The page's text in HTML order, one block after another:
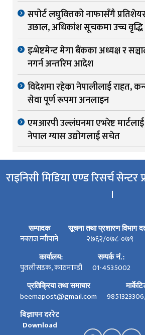
सपोर्ट लघुवित्तको नाफासँगै
उछाल, अधिकांश सूचकमा उच्च वृद्धि
इन्भेष्टमेन्ट मेगा बैंकका अध्यक्ष र
नगर्न अन्तरिम आदेश
विदेशमा रहेका नेपालीलाई राहत,
सेवा पूर्ण रूपमा अनलाइन
एमआरपी उल्लंघनमा एभरेष्ट
नेपाल ग्यास उद्योगलाई सचेत
राइनिसी मिडिया एण्ड रिसर्च सेन्टर
।
सम्पादक
नबराज न्यौपाने
सूचना तथा प्रशारण विभाग
२७६२/०७८-०७९
कार्यालय:
पुतलीसडक, काठमाण्डौ
सम्पर्क नं.:
01-4535002
प्रतिक्रिया तथा समाचार
beemapost@gmail.com
बिज्ञापन दररेट
Download